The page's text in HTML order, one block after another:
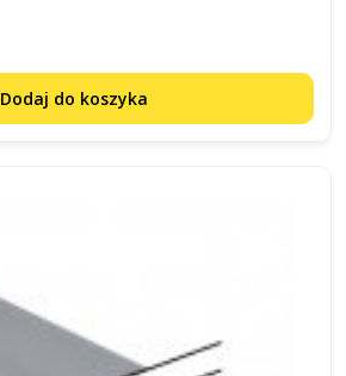
Dodaj do koszyka